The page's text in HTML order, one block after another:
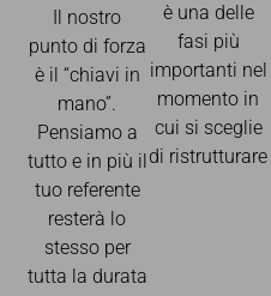
Il nostro
punto di forza
è il “chiavi in
mano”.
Pensiamo a
tutto e in più il
tuo referente
resterà lo
stesso per
tutta la durata
è una delle
fasi più
importanti nel
momento in
cui si sceglie
di ristrutturare